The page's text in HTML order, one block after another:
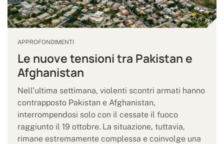
APPROFONDIMENTI
Le nuove tensioni tra Pakistan e
Afghanistan
Nell’ultima settimana, violenti scontri armati hanno
contrapposto Pakistan e Afghanistan,
interrompendosi solo con il cessate il fuoco
raggiunto il 19 ottobre. La situazione, tuttavia,
rimane estremamente complessa e coinvolge una